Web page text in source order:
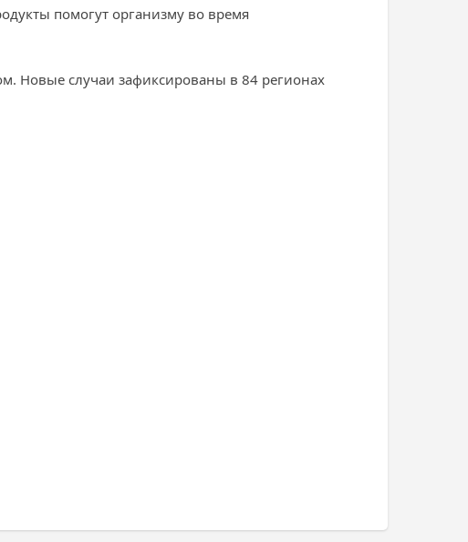
помогут организму во время
Новые случаи зафиксированы в 84 регионах